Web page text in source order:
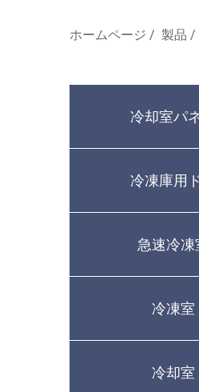
ホームページ / 製品 /
冷却室パ
冷凍庫用
急速冷凍
冷凍室
冷却室